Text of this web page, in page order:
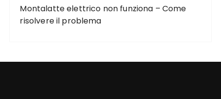
Montalatte elettrico non funziona – Come
risolvere il problema